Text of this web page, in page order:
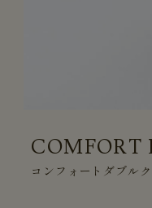
COMFORT
コンフォートダブル